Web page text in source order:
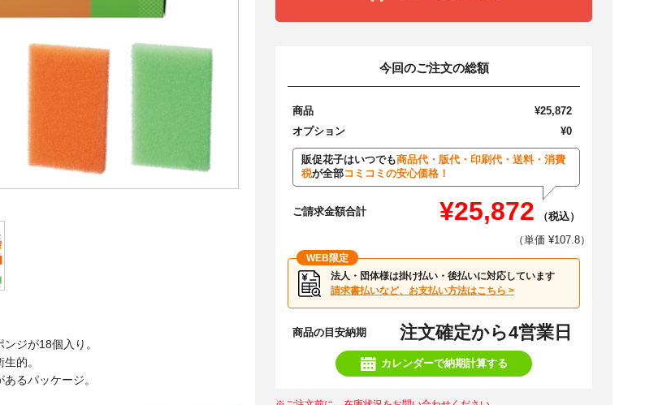
ジが18個入り。
的。
るパッケージ。
今回のご注文の総額
商品
¥25,872
オプション
¥0
販促花子はいつでも商品代・版代・印刷代・送料・消費
税が全部コミコミの安心価格！
ご請求金額合計 ¥25,872
（税込）
（単価 ¥107.8）
WEB限定
法人・団体様は掛け払い・後払いに対応しています
請求書払いなど、お支払い方法はこちら >
商品の目安納期 注文確定から4営業日
カレンダーで納期計算する